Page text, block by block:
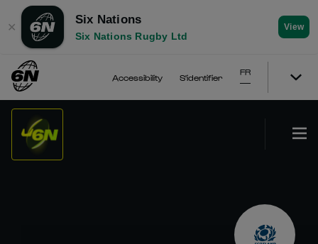
✕
Six Nations
Six Nations Rugby Ltd
View
Accessibility S'identifier
FR